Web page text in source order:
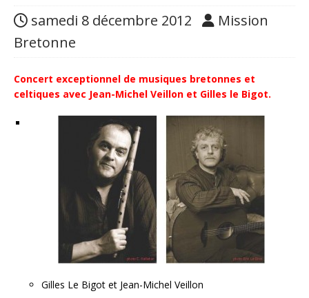
samedi 8 décembre 2012
Mission
Bretonne
Concert exceptionnel de musiques bretonnes et
celtiques avec Jean-Michel Veillon et Gilles le Bigot.
Gilles Le Bigot et Jean-Michel Veillon